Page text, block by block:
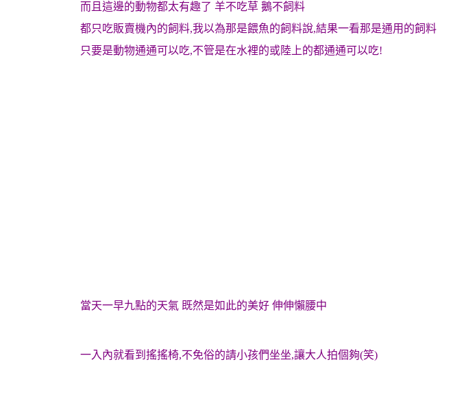
而且這邊的動物都太有趣了 羊不吃草 鵝不飼料
都只吃販賣機內的飼料,我以為那是餵魚的飼料說,結果一看那是通用的飼料
只要是動物通通可以吃,不管是在水裡的或陸上的都通通可以吃!
當天一早九點的天氣 既然是如此的美好 伸伸懶腰中
一入內就看到搖搖椅,不免俗的請小孩們坐坐,讓大人拍個夠(笑)